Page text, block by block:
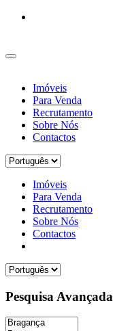
Imóveis
Para Venda
Recrutamento
Sobre Nós
Contactos
Imóveis
Para Venda
Recrutamento
Sobre Nós
Contactos
Pesquisa Avançada